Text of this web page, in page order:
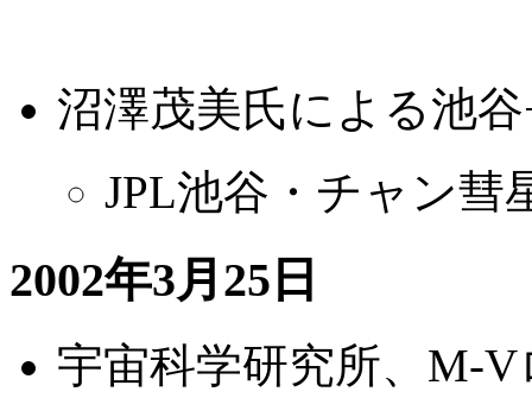
沼澤茂美氏による池
JPL池谷・チャン彗
2002年3月25日
宇宙科学研究所、M-